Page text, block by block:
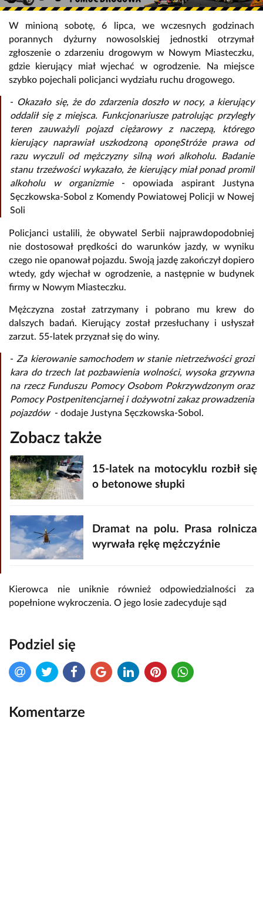
W minioną sobotę, 6 lipca, we wczesnych godzinach
porannych dyżurny nowosolskiej jednostki otrzymał
zgłoszenie o zdarzeniu drogowym w Nowym Miasteczku,
gdzie kierujący miał wjechać w ogrodzenie. Na miejsce
szybko pojechali policjanci wydziału ruchu drogowego.
- Okazało się, że do zdarzenia doszło w nocy, a kierujący
oddalił się z miejsca. Funkcjonariusze patrolując przyległy
teren zauważyli pojazd ciężarowy z naczepą, którego
kierujący naprawiał uszkodzoną oponęStróże prawa od
razu wyczuli od mężczyzny silną woń alkoholu. Badanie
stanu trzeźwości wykazało, że kierujący miał ponad promil
alkoholu w organizmie - opowiada aspirant Justyna
Sęczkowska-Sobol z Komendy Powiatowej Policji w Nowej
Soli
Policjanci ustalili, że obywatel Serbii najprawdopodobniej
nie dostosował prędkości do warunków jazdy, w wyniku
czego nie opanował pojazdu. Swoją jazdę zakończył dopiero
wtedy, gdy wjechał w ogrodzenie, a następnie w budynek
firmy w Nowym Miasteczku.
Mężczyzna został zatrzymany i pobrano mu krew do
dalszych badań. Kierujący został przesłuchany i usłyszał
zarzut. 55-latek przyznał się do winy.
- Za kierowanie samochodem w stanie nietrzeźwości grozi
kara do trzech lat pozbawienia wolności, wysoka grzywna
na rzecz Funduszu Pomocy Osobom Pokrzywdzonym oraz
Pomocy Postpenitencjarnej i dożywotni zakaz prowadzenia
pojazdów- dodaje Justyna Sęczkowska-Sobol.
Zobacz także
15-latek na motocyklu rozbił się
o betonowe słupki
Dramat na polu. Prasa rolnicza
wyrwała rękę mężczyźnie
Kierowca nie uniknie również odpowiedzialności za
popełnione wykroczenia. O jego losie zadecyduje sąd
Podziel się
Komentarze